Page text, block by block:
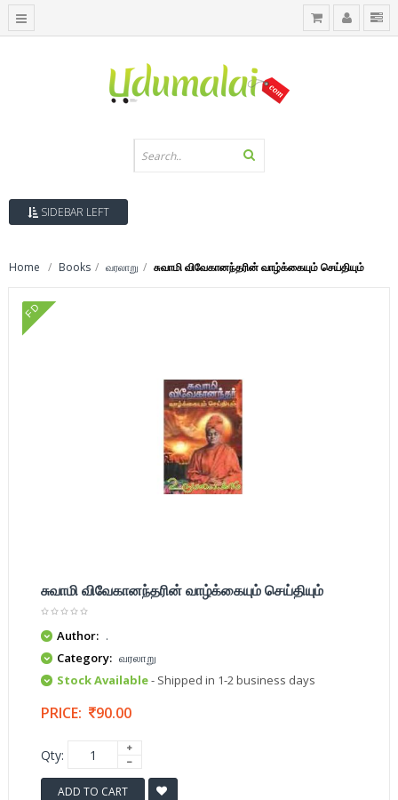
SIDEBAR LEFT
Home Books வரலாறு சுவாமி விவேகானந்தரின் வாழ்க்கையும் செய்தியும்
FD
சுவாமி விவேகானந்தரின் வாழ்க்கையும் செய்தியும்
Author: .
Category: வரலாறு
Stock Available- Shipped in 1-2 business days
PRICE: 90.00
Qty:
ADD TO CART